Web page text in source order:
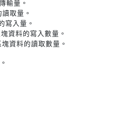
輸量。
取量。
寫入量。
資料的寫入數量。
資料的讀取數量。